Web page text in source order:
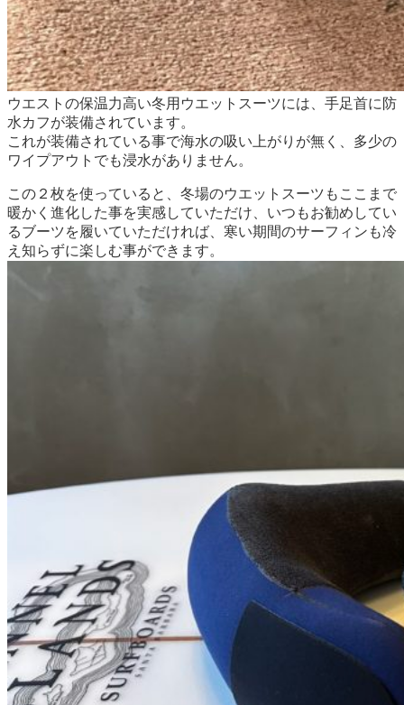
ウエストの保温力高い冬用ウエットスーツには、手足首に防
水カフが装備されています。
これが装備されている事で海水の吸い上がりが無く、多少の
ワイプアウトでも浸水がありません。
この２枚を使っていると、冬場のウエットスーツもここまで
暖かく進化した事を実感していただけ、いつもお勧めしてい
るブーツを履いていただければ、寒い期間のサーフィンも冷
え知らずに楽しむ事ができます。